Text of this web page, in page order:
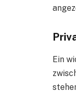
Ein